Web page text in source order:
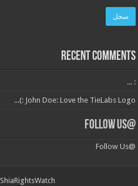
Recent Comments
: ...
John Doe: Love the TieLabs Logo :)...
@Follow Us
@Follow Us
ShiaRightsWatch